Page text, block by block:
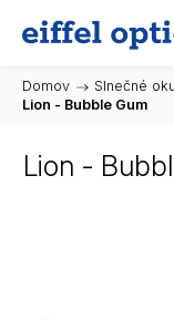
Domov / Slnečné
Lion - Bubble Gum
Lion -